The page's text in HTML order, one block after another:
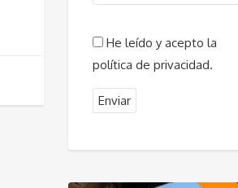
He leído y acepto la
política de privacidad.